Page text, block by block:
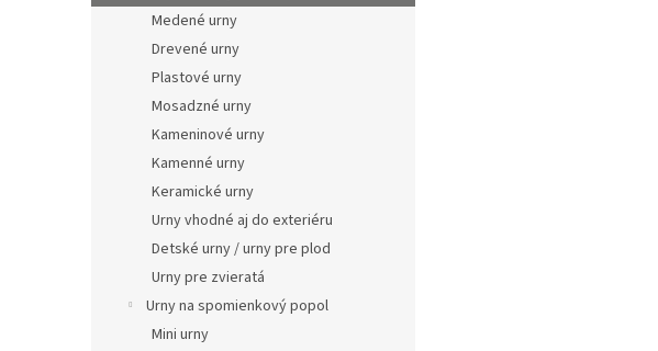
Medené urny
Drevené urny
Plastové urny
Mosadzné urny
Kameninové urny
Kamenné urny
Keramické urny
Urny vhodné aj do exteriéru
Detské urny / urny pre plod
Urny pre zvieratá
Urny na spomienkový popol
Mini urny